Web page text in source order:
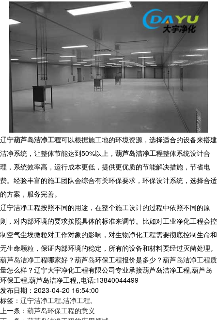
辽宁葫芦岛洁净工程可以根据施工地的环境资源，选择适合的设备来搭建
洁净系统，让整体节能达到50%以上， 葫芦岛洁净工程整体系统设计合
理，系统效率高，运行成本更低，提供更优质的节能解决措施，节省电
费。经验丰富的施工团队会综合有关环保要求，环保设计系统，选择合适
的方案，服务完善。
辽宁洁净工程按照不同的用途，在整个施工设计的过程中依照不同的原
则，对内部环境的要求按照具体的标准来调节。比如对工业净化工程会控
制空气尘埃微粒对工作对象的影响，对生物净化工程需要彻底控制生命和
无生命颗粒，保证内部环境的稳定，所有的设备和材料要经过灭菌处理。
葫芦岛洁净工程哪家好？葫芦岛环保工程报价是多少？葫芦岛洁净工程质
量怎么样？辽宁大宇净化工程有限公司专业承接葫芦岛洁净工程,葫芦岛
环保工程,葫芦岛洁净工程,,电话:13840044499
发布日期：2023-04-20 16:54:00
标签： 辽宁洁净工程,洁净工程,
上一条： 葫芦岛环保工程的意义